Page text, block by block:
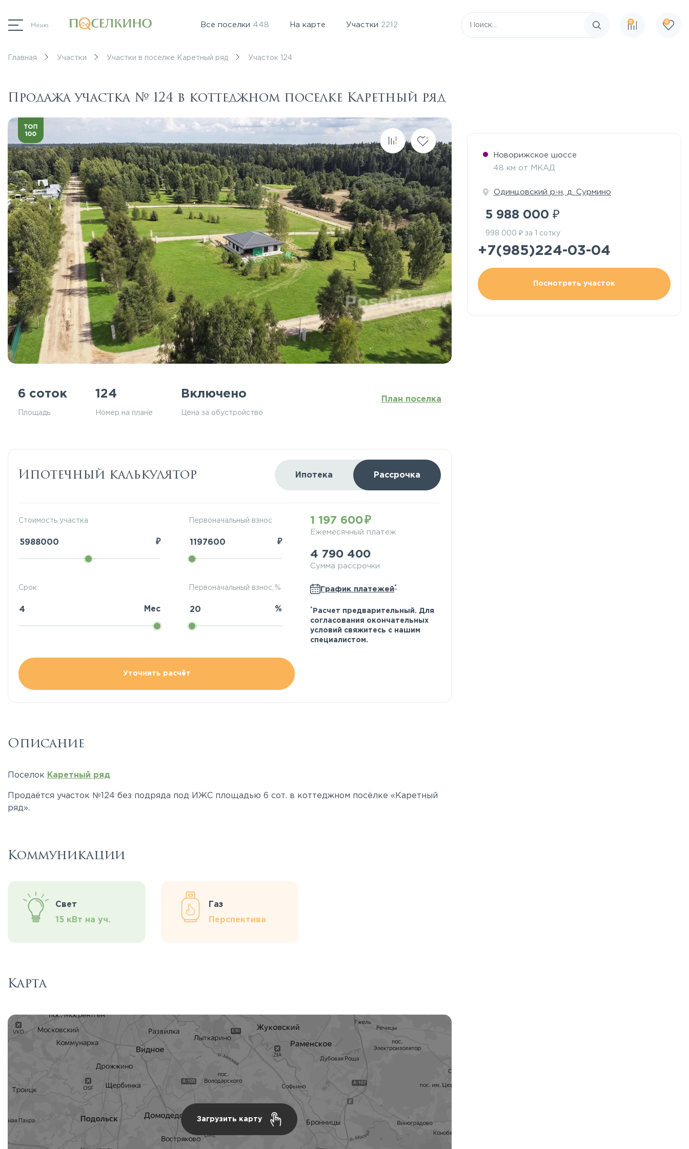
Меню Все поселки 448 На карте Участки 2212
Поиск по сайту
0 0
Главная Участки Участки в поселке Каретный ряд Участок 124
Продажа участка № 124 в коттеджном поселке Каретный ряд
6 соток
Площадь
124
Номер на плане
Включено
Цена за обустройство
План поселка
Ипотечный калькулятор Ипотека Рассрочка
Стоимость участка
₽
Первоначальный взнос
₽
Срок
Мес
Первоначальный взнос, %
%
Уточнить расчёт
1 197 600
Ежемесячный платеж
4 790 400
Сумма рассрочки
График платежей*
* Расчет предварительный. Для
согласования окончательных
условий свяжитесь с нашим
специалистом.
Описание
Поселок Каретный ряд
Продаётся участок №124 без подряда под ИЖС площадью 6 сот. в коттеджном посёлке «Каретный
ряд».
Коммуникации
Свет
15 кВт на уч.
Газ
Перспектива
Карта
Загрузить карту
Новорижское шоссе
48 км от МКАД
Одинцовский р-н д. Сурмино
5 988 000 ₽
998 000 ₽ за 1 сотку
+7(985)224-03-04
Посмотреть участок